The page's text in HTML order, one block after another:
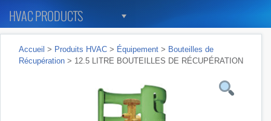
HVAC PRODUCTS
Accueil > Produits HVAC > Équipement > Bouteilles de
Récupération > 12.5 LITRE BOUTEILLES DE RÉCUPÉRATION